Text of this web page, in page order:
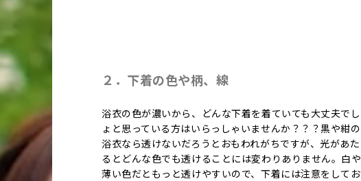
２．下着の色や柄、線
浴衣の色が濃いから、どんな下着を着ていても大丈夫でし
ょと思っている方はいらっしゃいませんか？？？黒や紺の
浴衣なら透けないだろうとおもわれがちですが、光があた
るとどんな色でも透けることには変わりありません。白や
薄い色だともっと透けやすいので、下着には注意をしてお